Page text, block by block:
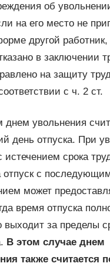
об
на его место не
другой работник,
в заключении
на защиту
с ч. 2 ст.
днем увольнения
день отпуска. При
истечением срока
отпуск с
может
время отпуска
выходит за пределы
В этом случае днем
также считается